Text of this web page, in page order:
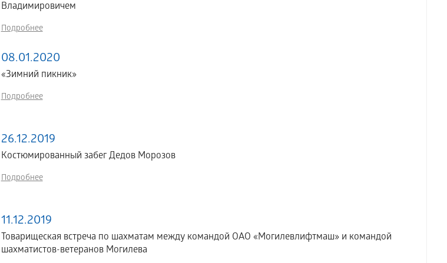
Владимировичем
Подробнее
08.01.2020
«Зимний пикник»
Подробнее
26.12.2019
Костюмированный забег Дедов Морозов
Подробнее
11.12.2019
Товарищеская встреча по шахматам между командой ОАО «Могилевлифтмаш» и командой
шахматистов-ветеранов Могилева